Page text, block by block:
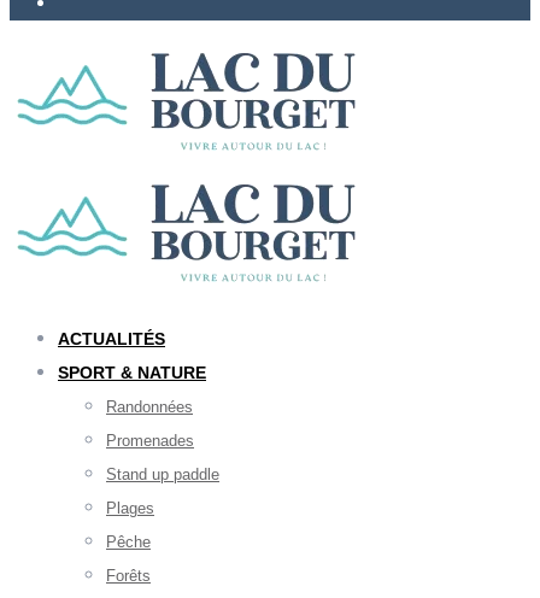
ACTUALITÉS
SPORT & NATURE
Randonnées
Promenades
Stand up paddle
Plages
Pêche
Forêts